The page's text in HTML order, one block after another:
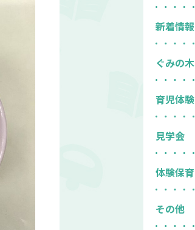
新着情報
ぐみの木
育児体験
見学会
体験保育
その他